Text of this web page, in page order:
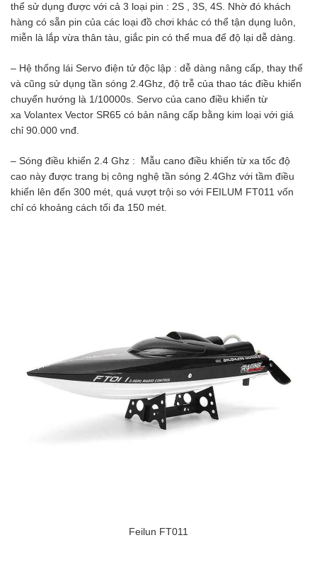
thể sử dụng được với cả 3 loại pin : 2S , 3S, 4S. Nhờ đó khách
hàng có sẵn pin của các loại đồ chơi khác có thể tận dụng luôn,
miễn là lắp vừa thân tàu, giắc pin có thể mua để độ lại dễ dàng.
– Hệ thống lái Servo điện tử độc lập : dễ dàng nâng cấp, thay thế
và cũng sử dụng tần sóng 2.4Ghz, độ trễ của thao tác điều khiển
chuyển hướng là 1/10000s. Servo của cano điều khiển từ
xa Volantex Vector SR65 có bản nâng cấp bằng kim loại với giá
chỉ 90.000 vnđ.
– Sóng điều khiển 2.4 Ghz : Mẫu cano điều khiển từ xa tốc độ
cao này được trang bị công nghệ tần sóng 2.4Ghz với tầm điều
khiển lên đến 300 mét, quá vượt trội so với FEILUM FT011 vốn
chỉ có khoảng cách tối đa 150 mét.
Feilun FT011